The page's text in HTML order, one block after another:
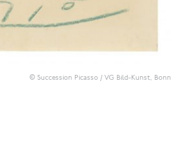
© Succession Picasso / VG Bild-Kunst, Bonn